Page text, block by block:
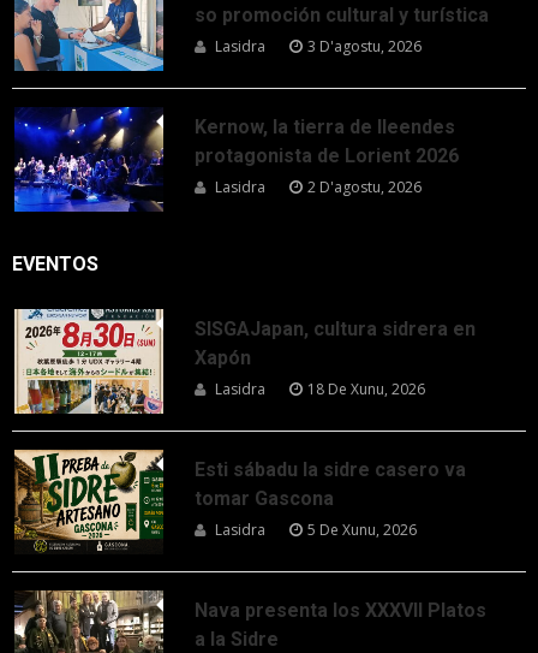
so promoción cultural y turística
Lasidra 3 D'agostu, 2026
Kernow, la tierra de lleendes
protagonista de Lorient 2026
Lasidra 2 D'agostu, 2026
EVENTOS
SISGAJapan, cultura sidrera en
Xapón
Lasidra 18 De Xunu, 2026
Esti sábadu la sidre casero va
tomar Gascona
Lasidra 5 De Xunu, 2026
Nava presenta los XXXVII Platos
a la Sidre